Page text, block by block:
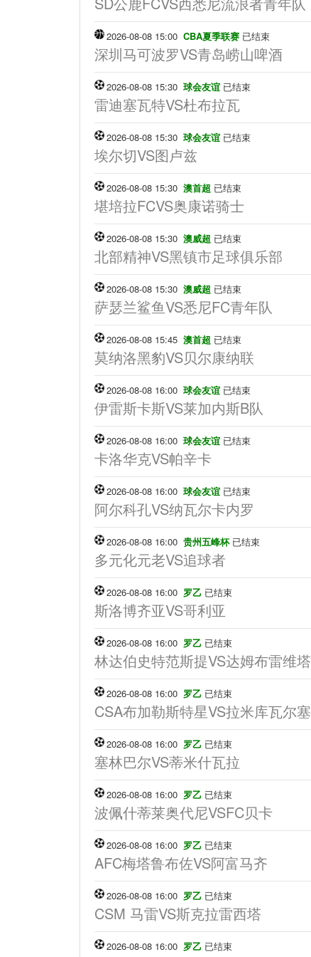
2026-08-08 15:00 CBA夏季联赛 已结束
深圳马可波罗VS青岛崂山啤酒
2026-08-08 15:30 球会友谊 已结束
雷迪塞瓦特VS杜布拉瓦
2026-08-08 15:30 球会友谊 已结束
埃尔切VS图卢兹
2026-08-08 15:30 澳首超 已结束
堪培拉FCVS奥康诺骑士
2026-08-08 15:30 澳威超 已结束
北部精神VS黑镇市足球俱乐部
2026-08-08 15:30 澳威超 已结束
萨瑟兰鲨鱼VS悉尼FC青年队
2026-08-08 15:45 澳首超 已结束
莫纳洛黑豹VS贝尔康纳联
2026-08-08 16:00 球会友谊 已结束
伊雷斯卡斯VS莱加内斯B队
2026-08-08 16:00 球会友谊 已结束
卡洛华克VS帕辛卡
2026-08-08 16:00 球会友谊 已结束
阿尔科孔VS纳瓦尔卡内罗
2026-08-08 16:00 贵州五峰杯已结束
多元化元老VS追球者
2026-08-08 16:00 罗乙 已结束
斯洛博齐亚VS哥利亚
2026-08-08 16:00 罗乙 已结束
林达伯史特范斯提VS达姆布雷维塔
2026-08-08 16:00 罗乙 已结束
CSA布加勒斯特星VS拉米库瓦尔塞
2026-08-08 16:00 罗乙 已结束
塞林巴尔VS蒂米什瓦拉
2026-08-08 16:00 罗乙 已结束
波佩什蒂莱奥代尼VSFC贝卡
2026-08-08 16:00 罗乙 已结束
AFC梅塔鲁布佐VS阿富马齐
2026-08-08 16:00 罗乙 已结束
CSM 马雷VS斯克拉雷西塔
2026-08-08 16:00 罗乙 已结束